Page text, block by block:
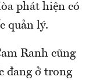
phát hiện có
quản lý.
Ranh cũng
đang ở trong